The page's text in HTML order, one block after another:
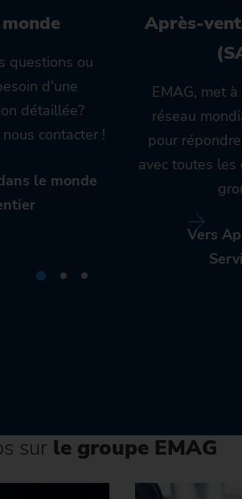
questions ou
d'une
détaillée?
contacter !
le monde
Après-
EMAG, met
réseau
pour
avec toutes les
Vers
sur le groupe EMAG